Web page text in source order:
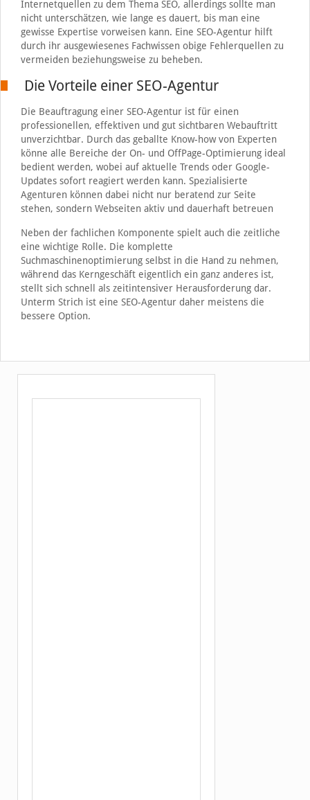
Internetquellen zu dem Thema SEO, allerdings sollte man
nicht unterschätzen, wie lange es dauert, bis man eine
gewisse Expertise vorweisen kann. Eine SEO-Agentur hilft
durch ihr ausgewiesenes Fachwissen obige Fehlerquellen zu
vermeiden beziehungsweise zu beheben.
Die Vorteile einer SEO-Agentur
Die Beauftragung einer SEO-Agentur ist für einen
professionellen, effektiven und gut sichtbaren Webauftritt
unverzichtbar. Durch das geballte Know-how von Experten
könne alle Bereiche der On- und OffPage-Optimierung ideal
bedient werden, wobei auf aktuelle Trends oder Google-
Updates sofort reagiert werden kann. Spezialisierte
Agenturen können dabei nicht nur beratend zur Seite
stehen, sondern Webseiten aktiv und dauerhaft betreuen
Neben der fachlichen Komponente spielt auch die zeitliche
eine wichtige Rolle. Die komplette
Suchmaschinenoptimierung selbst in die Hand zu nehmen,
während das Kerngeschäft eigentlich ein ganz anderes ist,
stellt sich schnell als zeitintensiver Herausforderung dar.
Unterm Strich ist eine SEO-Agentur daher meistens die
bessere Option.